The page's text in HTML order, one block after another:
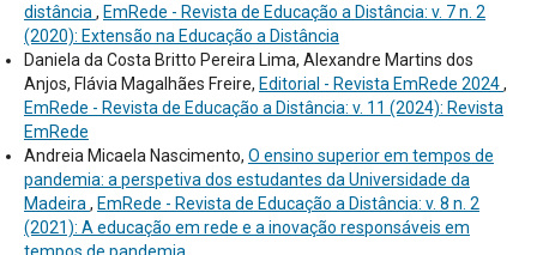
distância , EmRede - Revista de Educação a Distância: v. 7 n. 2
(2020): Extensão na Educação a Distância
Daniela da Costa Britto Pereira Lima, Alexandre Martins dos
Anjos, Flávia Magalhães Freire, Editorial - Revista EmRede 2024,
EmRede - Revista de Educação a Distância: v. 11 (2024): Revista
EmRede
Andreia Micaela Nascimento, O ensino superior em tempos de
pandemia: a perspetiva dos estudantes da Universidade da
Madeira , EmRede - Revista de Educação a Distância: v. 8 n. 2
(2021): A educação em rede e a inovação responsáveis em